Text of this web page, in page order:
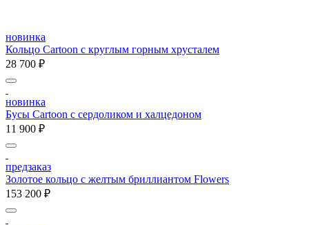
новинка
Кольцо Cartoon c круглым горным хрусталем
28 700 ₽
новинка
Бусы Cartoon с сердоликом и халцедоном
11 900 ₽
предзаказ
Золотое кольцо с желтым бриллиантом Flowers
153 200 ₽